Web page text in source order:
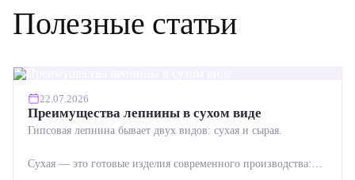
Полезные статьи
22.07.2026
Преимущества лепнины в сухом виде
Гипсовая лепнина бывает двух видов: сухая и сырая.
Сухая — это готовые изделия современного производства: